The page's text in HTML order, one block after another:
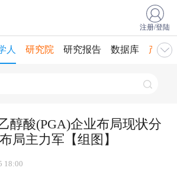
注册/登陆
人 研究院 研究报告 数据库 产业
醇酸(PGA)企业布局现状分
局主力军【组图】
18:00